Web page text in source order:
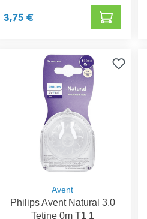
3,75 €
Avent
Philips Avent Natural 3.0
Tetine 0m T1 1